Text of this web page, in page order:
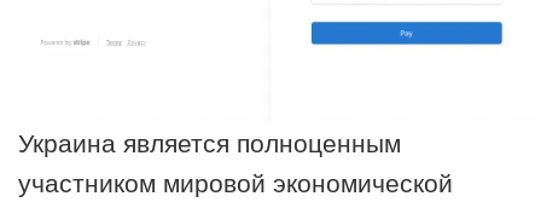
Украина является полноценным
участником мировой экономической